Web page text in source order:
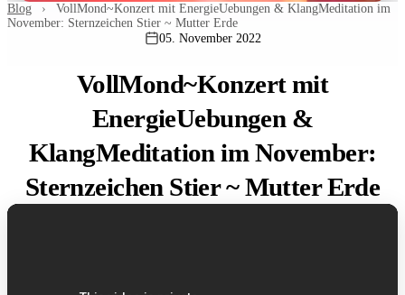
Blog ›
VollMond~Konzert mit EnergieUebungen & KlangMeditation im
November: Sternzeichen Stier ~ Mutter Erde
05. November 2022
VollMond~Konzert mit
EnergieUebungen &
KlangMeditation im November:
Sternzeichen Stier ~ Mutter Erde